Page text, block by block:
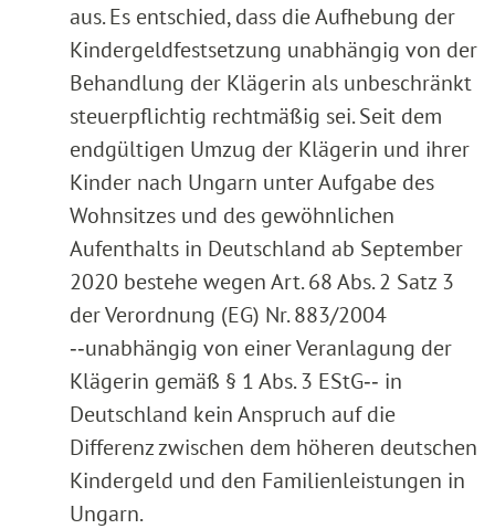
aus. Es entschied, dass die Aufhebung der
Kindergeldfestsetzung unabhängig von der
Behandlung der Klägerin als unbeschränkt
steuerpflichtig rechtmäßig sei. Seit dem
endgültigen Umzug der Klägerin und ihrer
Kinder nach Ungarn unter Aufgabe des
Wohnsitzes und des gewöhnlichen
Aufenthalts in Deutschland ab September
2020 bestehe wegen Art. 68 Abs. 2 Satz 3
der Verordnung (EG) Nr. 883/2004
‑‑unabhängig von einer Veranlagung der
Klägerin gemäß § 1 Abs. 3 EStG‑‑ in
Deutschland kein Anspruch auf die
Differenz zwischen dem höheren deutschen
Kindergeld und den Familienleistungen in
Ungarn.